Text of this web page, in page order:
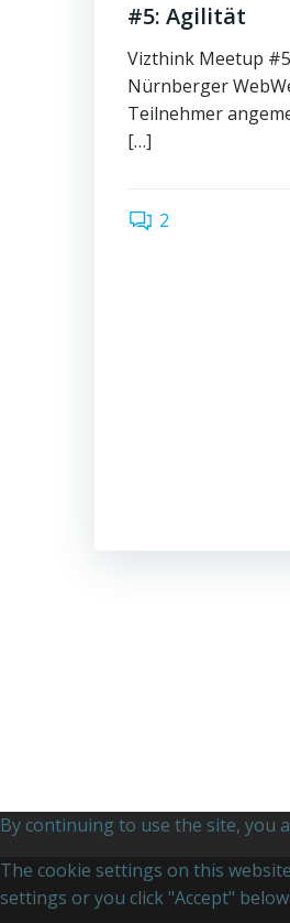
#5: Agilität
Vizthink Meetup
Nürnberger
Teilnehmer
[…]
2
By continuing to use the site, you
The cookie settings on this
settings or you click "Accept"